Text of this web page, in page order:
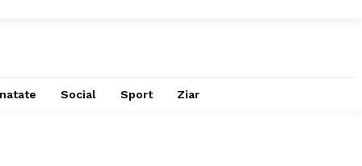
Social Sport Ziar